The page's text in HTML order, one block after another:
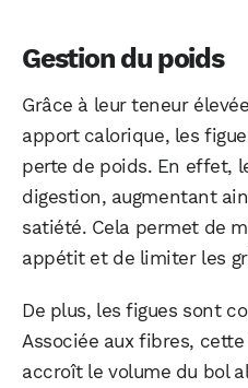
Gestion du poids
Grâce à leur teneur
apport calorique, les
perte de poids. En effet,
digestion, augmentant
satiété. Cela permet de
appétit et de limiter les
De plus, les figues sont
Associée aux fibres,
accroît le volume du bol